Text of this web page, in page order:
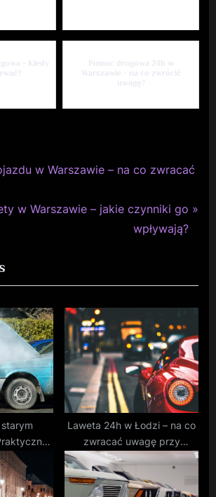
- Kiedy
Pomoc drogowa 24h w
Warszawie - na co zwrócić
uwagę?
w Warszawie – na co zwracać
w Warszawie – jakie czynniki go
wpływają?
Laweta 24h w Łodzi – na co
zwracać uwagę przy
wyborze?